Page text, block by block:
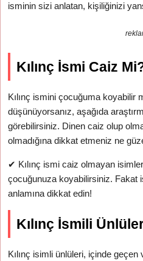
isminin sizi anlatan, kişiliğinizi
Kılınç İsmi Caiz
Kılınç ismini çocuğuma koyabilir
düşünüyorsanız, aşağıda
görebilirsiniz. Dinen caiz olup
olmadığına dikkat etmeniz ne
✔ Kılınç ismi caiz olmayan
çocuğunuza koyabilirsiniz. Fakat
anlamına dikkat edin!
Kılınç İsmili
Kılınç isimli ünlüleri, içinde geçen